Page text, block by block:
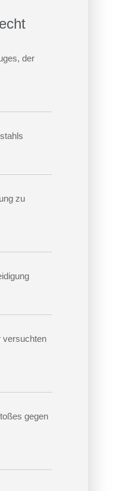
der
zu
versuchten
gegen